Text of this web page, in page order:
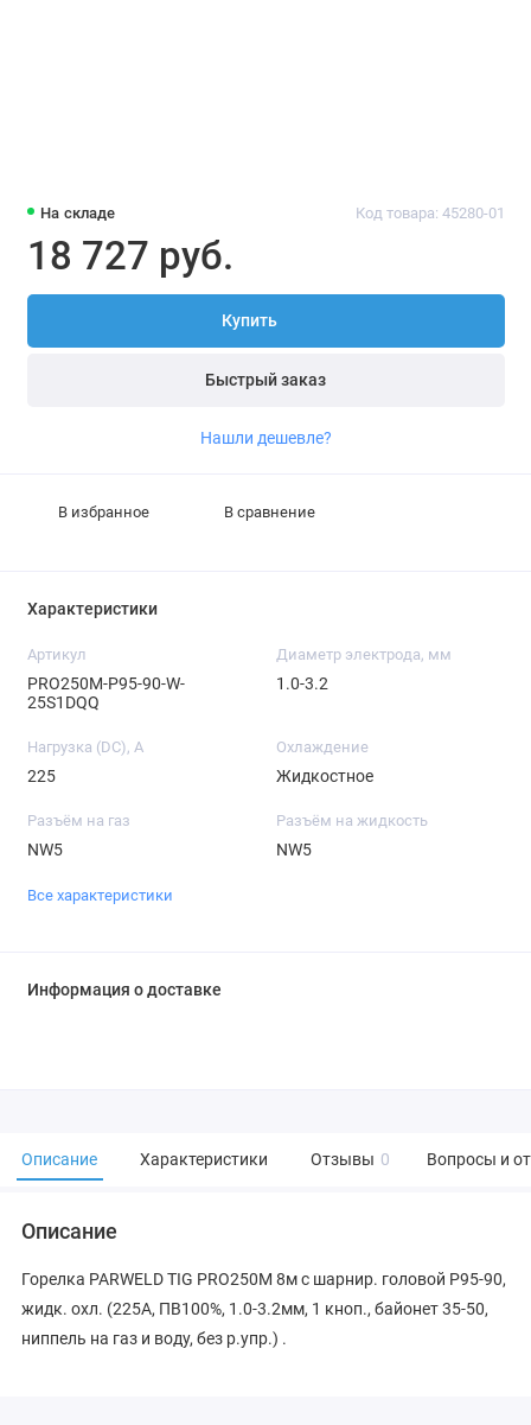
На складе Код товара: 45280-01
18 727 руб.
Купить
Быстрый заказ
Нашли дешевле?
В избранное В сравнение
Характеристики
Артикул
PRO250M-P95-90-W-
25S1DQQ
Диаметр электрода, мм
1.0-3.2
Нагрузка (DC), А
225
Охлаждение
Жидкостное
Разъём на газ
NW5
Разъём на жидкость
NW5
Все характеристики
Информация о доставке
Описание Характеристики Отзывы 0 Вопросы и
Описание
Горелка PARWELD TIG PRO250M 8м с шарнир. головой P95-90,
жидк. охл. (225А, ПВ100%, 1.0-3.2мм, 1 кноп., байонет 35-50,
ниппель на газ и воду, без р.упр.) .